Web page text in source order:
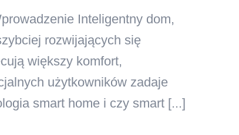
Inteligentny dom,
rozwijających się
większy komfort,
użytkowników zadaje
smart home i czy smart [...]